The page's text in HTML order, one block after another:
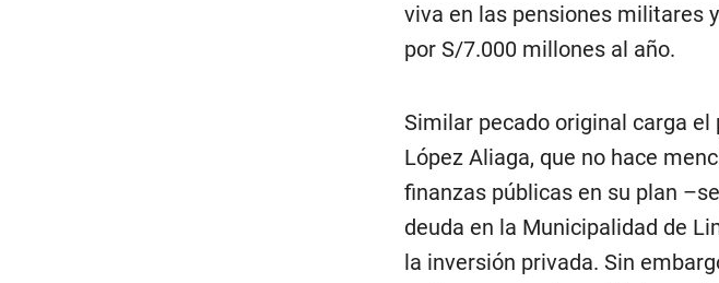
viva en las pensiones militares
por S/7.000 millones al año.
Similar pecado original carga el
López Aliaga, que no hace
finanzas públicas en su plan
deuda en la Municipalidad de
la inversión privada. Sin